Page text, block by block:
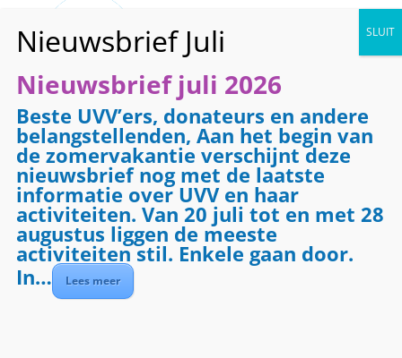
Activiteiten vandaag
Donderdag
08.30 Vervoersservice
08.45Telefooncirkel
09.00Gymnastiek (1)
10.00Gymnastiek (2)
11.00Gymnastiek (3)
Nieuwsbrief juli 2026
Beste UVV’ers, donateurs en andere
belangstellenden, Aan het begin van
de zomervakantie verschijnt deze
nieuwsbrief nog met de laatste
informatie over UVV en haar
activiteiten. Van 20 juli tot en met 28
augustus liggen de meeste
activiteiten stil. Enkele gaan door.
In…
Lees meer